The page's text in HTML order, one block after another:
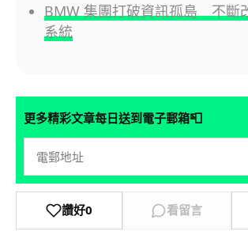
BMW 集團打破資訊孤島 不斷
系統
更多精彩文章每日送到電子郵箱📮
讚好0 看留言